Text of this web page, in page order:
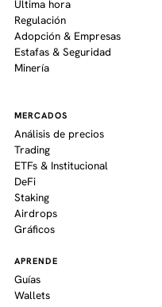
Última hora
Regulación
Adopción & Empresas
Estafas & Seguridad
Minería
MERCADOS
Análisis de precios
Trading
ETFs & Institucional
DeFi
Staking
Airdrops
Gráficos
APRENDE
Guías
Wallets